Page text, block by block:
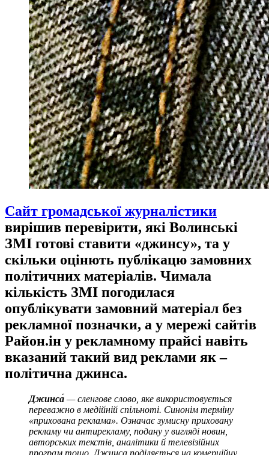
Сайт громадської журналістики
вирішив перевірити, які Волинські
ЗМІ готові ставити «джинсу», та у
скільки оцінють публікацю замовних
політичних матеріалів. Чимала
кількість ЗМІ погодилася
опублікувати замовний матеріал без
рекламної позначки, а у мережі сайтів
Район.ін у рекламному прайсі навіть
вказаний такий вид реклами як –
політична джинса.
Джинса́ — сленгове слово, яке використовується
переважно в медійній спільноті. Синонім терміну
«прихована реклама». Означає зумисну приховану
рекламу чи антирекламу, подану у вигляді новин,
авторських текстів, аналітики й телевізійних
програм тощо. Джинса поділяється на комерційну